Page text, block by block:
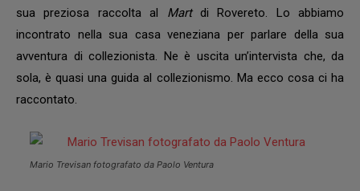
sua preziosa raccolta al Martdi Rovereto. Lo abbiamo
incontrato nella sua casa veneziana per parlare della sua
avventura di collezionista. Ne è uscita un’intervista che, da
sola, è quasi una guida al collezionismo. Ma ecco cosa ci ha
raccontato.
Mario Trevisan fotografato da Paolo Ventura